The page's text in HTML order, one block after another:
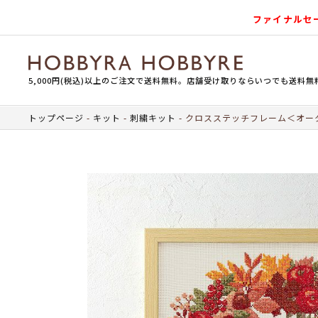
ファイナル
5,000円(税込)以上のご注文で送料無料。店舗受け取りならいつでも送料無
トップページ キット 刺繍キット クロスステッチフレーム＜オ